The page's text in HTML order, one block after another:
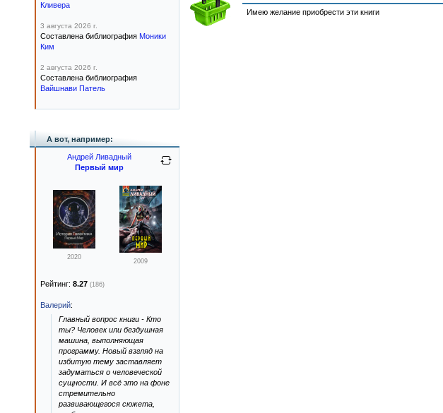
Имею желание приобрести эти книги
Кливера
3 августа 2026 г.
Составлена библиография Моники
Ким
2 августа 2026 г.
Составлена библиография
Вайшнави Патель
А вот, например:
Андрей Ливадный
Первый мир
2020
2009
Рейтинг: 8.27 (186)
Валерий:
Главный вопрос книги - Кто
ты? Человек или бездушная
машина, выполняющая
программу. Новый взгляд на
избитую тему заставляет
задуматься о человеческой
сущности. И всё это на фоне
стремительно
развивающегося сюжета,